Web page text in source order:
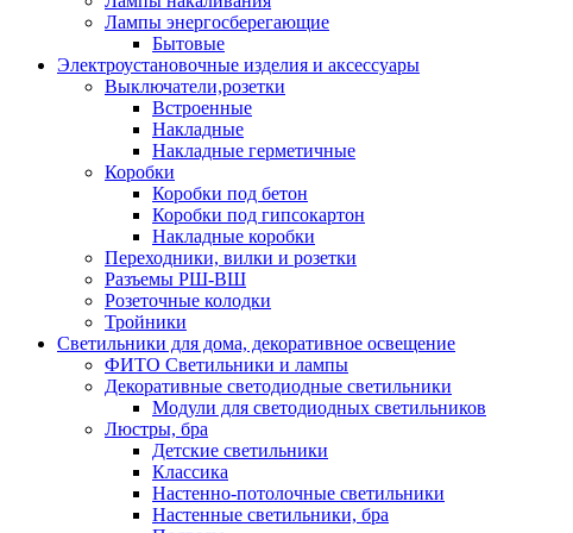
Лампы энергосберегающие
Бытовые
Электроустановочные изделия и аксессуары
Выключатели,розетки
Встроенные
Накладные
Накладные герметичные
Коробки
Коробки под бетон
Коробки под гипсокартон
Накладные коробки
Переходники, вилки и розетки
Разъемы РШ-ВШ
Розеточные колодки
Тройники
Светильники для дома, декоративное освещение
ФИТО Светильники и лампы
Декоративные светодиодные светильники
Модули для светодиодных светильников
Люстры, бра
Детские светильники
Классика
Настенно-потолочные светильники
Настенные светильники, бра